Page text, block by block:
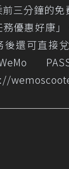
三分鐘的
務優惠好康
後還可直接